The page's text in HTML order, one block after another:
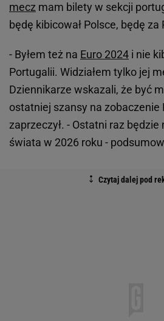
mecz mam bilety w sekcji
będę kibicował Polsce, będę za
- Byłem też na Euro 2024 i nie
Portugalii. Widziałem tylko jej
Dziennikarze wskazali, że być
ostatniej szansy na zobaczenie
zaprzeczył. - Ostatni raz
świata w 2026 roku -